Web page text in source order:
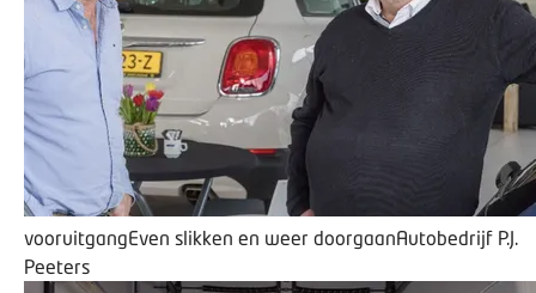
vooruitgangEven slikken en weer doorgaanAutobedrijf P.J.
Peeters